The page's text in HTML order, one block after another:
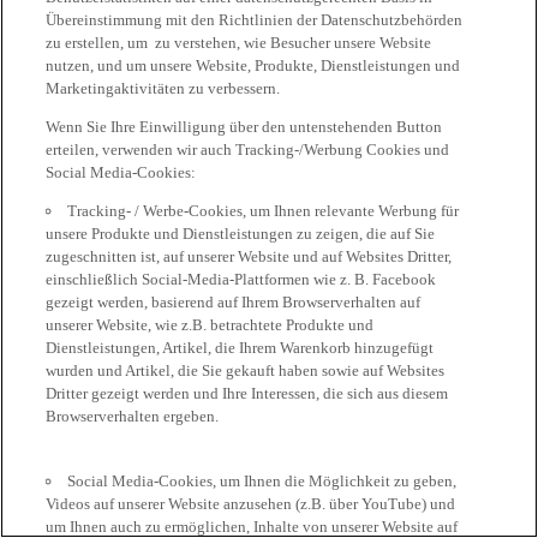
Übereinstimmung mit den Richtlinien der Datenschutzbehörden
zu erstellen, um zu verstehen, wie Besucher unsere Website
nutzen, und um unsere Website, Produkte, Dienstleistungen und
Marketingaktivitäten zu verbessern.
Wenn Sie Ihre Einwilligung über den untenstehenden Button
erteilen, verwenden wir auch Tracking-/Werbung Cookies und
Social Media-Cookies:
Tracking- / Werbe-Cookies, um Ihnen relevante Werbung für
unsere Produkte und Dienstleistungen zu zeigen, die auf Sie
zugeschnitten ist, auf unserer Website und auf Websites Dritter,
einschließlich Social-Media-Plattformen wie z. B. Facebook
gezeigt werden, basierend auf Ihrem Browserverhalten auf
unserer Website, wie z.B. betrachtete Produkte und
Dienstleistungen, Artikel, die Ihrem Warenkorb hinzugefügt
wurden und Artikel, die Sie gekauft haben sowie auf Websites
Dritter gezeigt werden und Ihre Interessen, die sich aus diesem
Browserverhalten ergeben.
Social Media-Cookies, um Ihnen die Möglichkeit zu geben,
Videos auf unserer Website anzusehen (z.B. über YouTube) und
um Ihnen auch zu ermöglichen, Inhalte von unserer Website auf